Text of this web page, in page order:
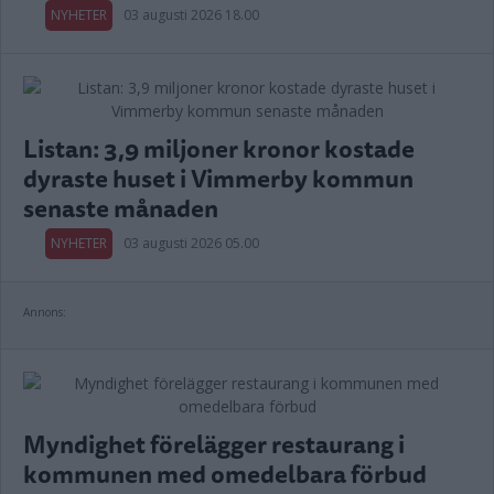
NYHETER 03 augusti 2026 18.00
Listan: 3,9 miljoner kronor kostade
dyraste huset i Vimmerby kommun
senaste månaden
NYHETER 03 augusti 2026 05.00
Annons:
Myndighet förelägger restaurang i
kommunen med omedelbara förbud